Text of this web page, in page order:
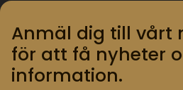
Anmäl dig till vårt
för att få nyheter
information.